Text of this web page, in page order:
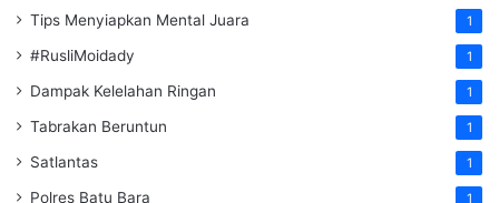
Tips Menyiapkan Mental Juara 1
#RusliMoidady 1
Dampak Kelelahan Ringan 1
Tabrakan Beruntun 1
Satlantas 1
Polres Batu Bara 1